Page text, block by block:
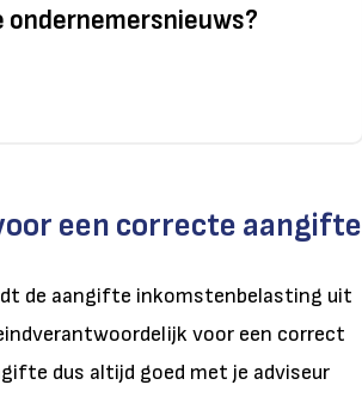
een correcte aangifte
de aangifte inkomstenbelasting uit
voor een correct
dus altijd goed met je adviseur